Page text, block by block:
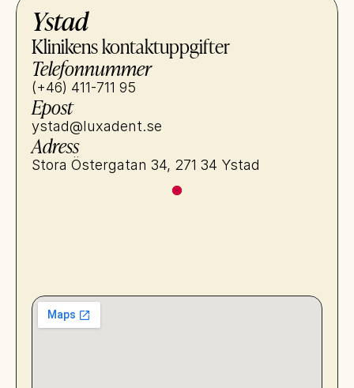
Ystad
Klinikens kontaktuppgifter
Telefonnummer
(+46) 411-711 95
Epost
ystad@luxadent.se
Adress
Stora Östergatan 34, 271 34 Ystad